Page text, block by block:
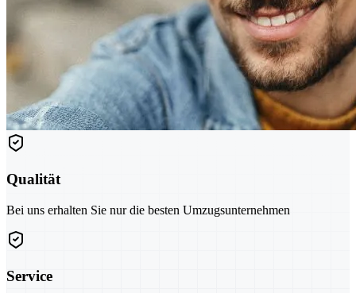
Qualität
Bei uns erhalten Sie nur die besten Umzugsunternehmen
Service